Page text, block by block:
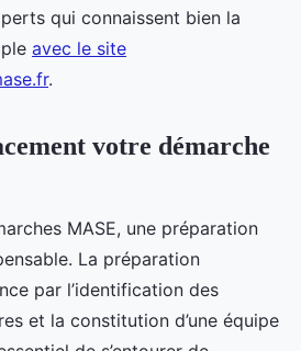
qui connaissent bien la
avec le site
.
votre démarche
MASE, une préparation
La préparation
par l’identification des
et la constitution d’une équipe